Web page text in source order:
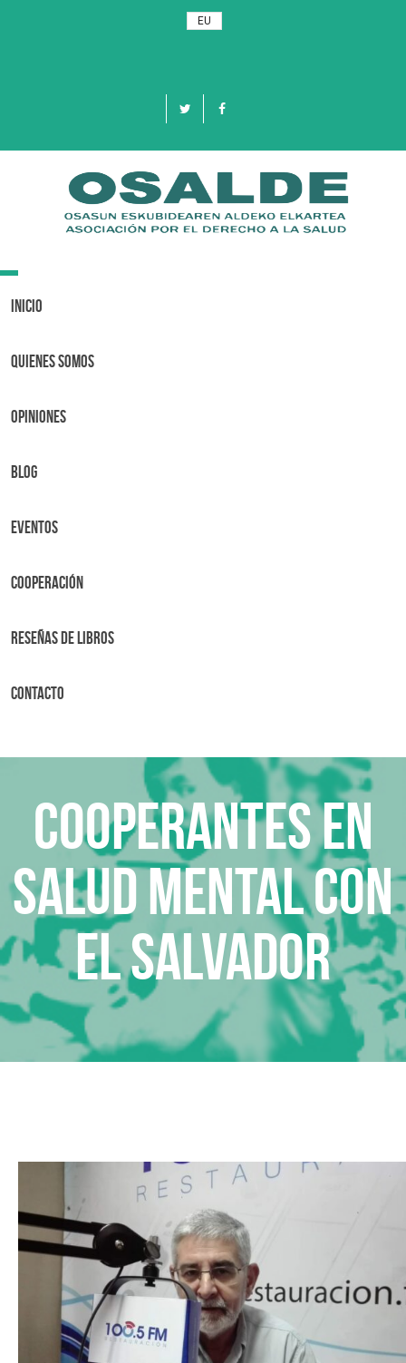
EU
Toggle
Inicio
Quienes Somos
OPINIONES
BLOG
Eventos
Cooperación
Reseñas de libros
Contacto
Cooperantes en
Salud Mental con
El Salvador